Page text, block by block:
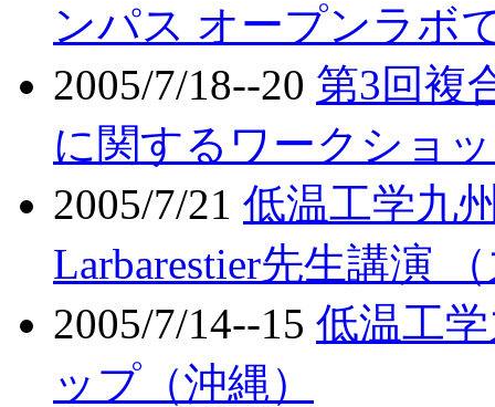
ンパス オープンラボ
2005/7/18--20 第3回複
に関するワークショ
2005/7/21 低温工学九
Larbarestier先生講演
2005/7/14--15 低温工
ップ（沖縄）